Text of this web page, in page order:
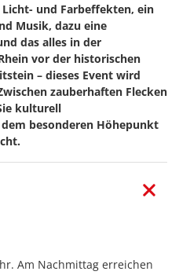
und Farbeffekten, ein
Musik, dazu eine
das alles in der
vor der historischen
– dieses Event wird
zauberhaften Flecken
kulturell
besonderen Höhepunkt
Am Nachmittag erreichen